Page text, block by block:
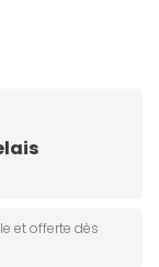
et offerte dès